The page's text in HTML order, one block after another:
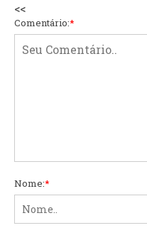
<<
Comentário:*
Nome:*